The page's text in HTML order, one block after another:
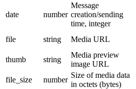
date number
Message
creation/sending
time, integer
file string Media URL
thumb
string
Media preview
image URL
file_size
number
Size of media data
in octets (bytes)